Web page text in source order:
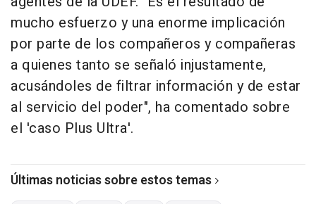
mucho esfuerzo y una enorme implicación
por parte de los compañeros y compañeras
a quienes tanto se señaló injustamente,
acusándoles de filtrar información y de estar
al servicio del poder", ha comentado sobre
el 'caso Plus Ultra'.
Últimas noticias sobre estos temas